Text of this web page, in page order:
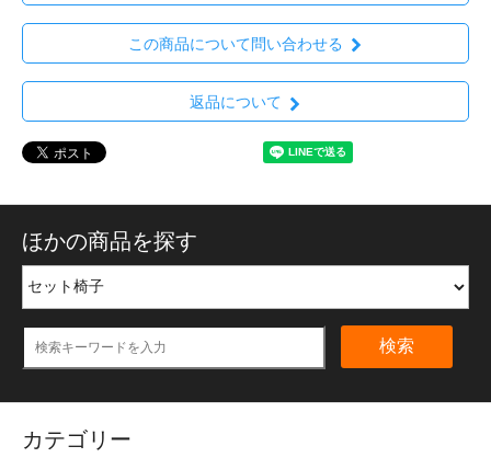
この商品について問い合わせる
返品について
ほかの商品を探す
検索
カテゴリー